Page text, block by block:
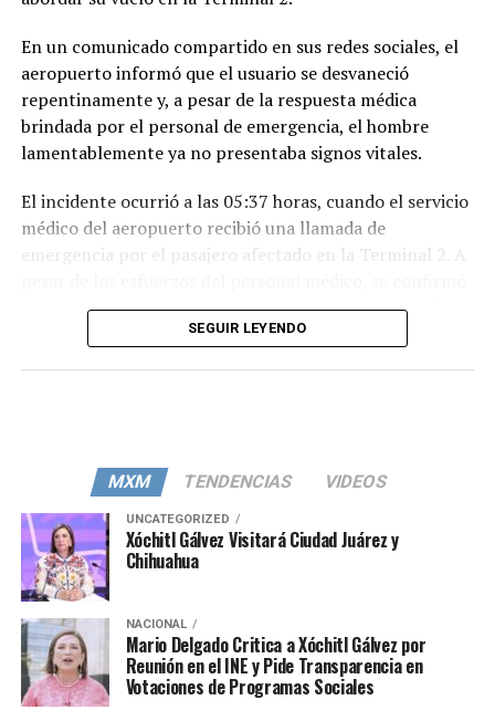
En un comunicado compartido en sus redes sociales, el
aeropuerto informó que el usuario se desvaneció
repentinamente y, a pesar de la respuesta médica
brindada por el personal de emergencia, el hombre
lamentablemente ya no presentaba signos vitales.
El incidente ocurrió a las 05:37 horas, cuando el servicio
médico del aeropuerto recibió una llamada de
emergencia por el pasajero afectado en la Terminal 2. A
que el pasajero, de nacionalidad mexicana, había sufrido
un paro cardíaco. Según lo manifestado por sus
Terminal 2.
SEGUIR LEYENDO
MXM TENDENCIAS VIDEOS
UNCATEGORIZED
Xóchitl Gálvez Visitará Ciudad Juárez y
Chihuahua
NACIONAL
Mario Delgado Critica a Xóchitl Gálvez por
Reunión en el INE y Pide Transparencia en
Votaciones de Programas Sociales